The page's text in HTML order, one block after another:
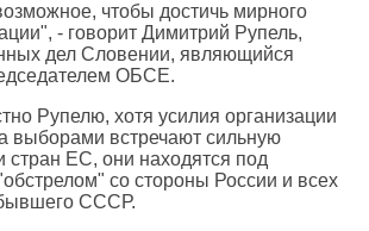
чтобы достичь мирного
- говорит Димитрий Рупель,
дел Словении, являющийся
ОБСЕ.
Рупелю, хотя усилия организации
выборами встречают сильную
ЕС, они находятся под
со стороны России и всех
СССР.